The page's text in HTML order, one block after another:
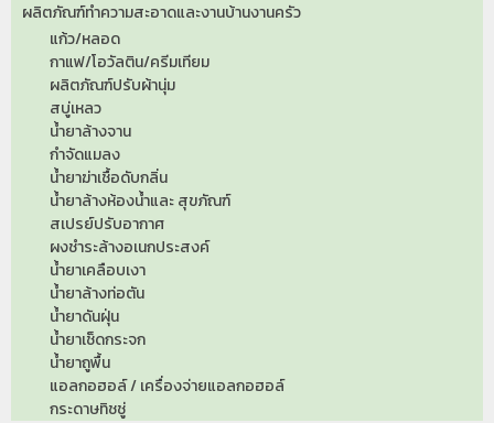
ผลิตภัณฑ์ทำความสะอาดและงานบ้านงานครัว
แก้ว/หลอด
กาแฟ/โอวัลติน/ครีมเทียม
ผลิตภัณฑ์ปรับผ้านุ่ม
สบู่เหลว
น้ำยาล้างจาน
กำจัดแมลง
น้ำยาฆ่าเชื้อดับกลิ่น
น้ำยาล้างห้องน้ำและ สุขภัณฑ์
สเปรย์ปรับอากาศ
ผงชำระล้างอเนกประสงค์
น้ำยาเคลือบเงา
น้ำยาล้างท่อตัน
น้ำยาดันฝุ่น
น้ำยาเช็ดกระจก
น้ำยาถูพื้น
แอลกอฮอล์ / เครื่องจ่ายแอลกอฮอล์
กระดาษทิชชู่